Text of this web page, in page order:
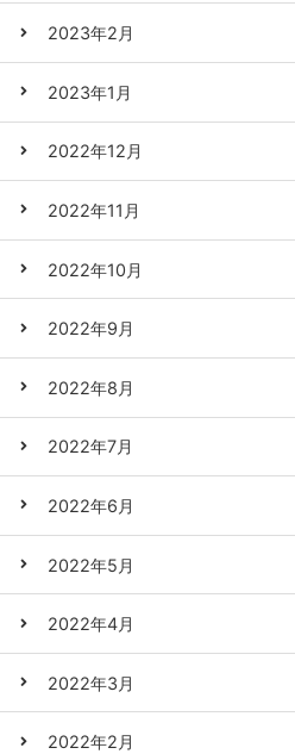
2023年2月
2023年1月
2022年12月
2022年11月
2022年10月
2022年9月
2022年8月
2022年7月
2022年6月
2022年5月
2022年4月
2022年3月
2022年2月